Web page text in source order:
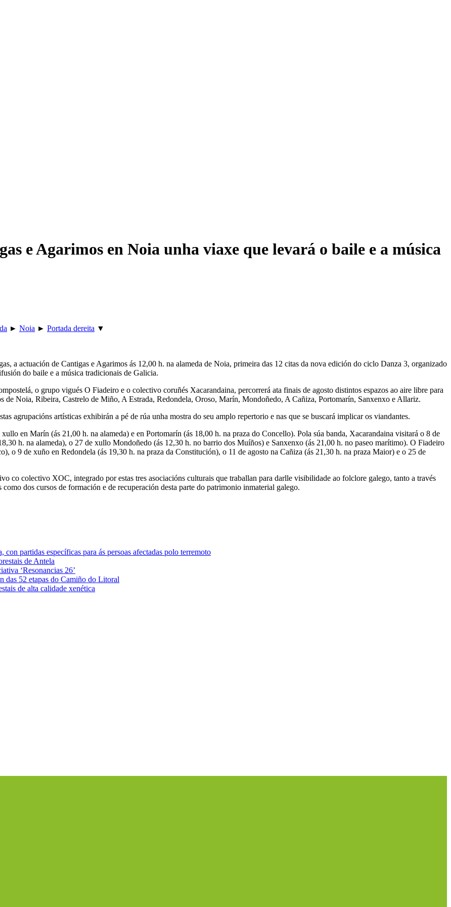
e Agarimos en Noia unha viaxe que levará o baile e a música
► Noia ► Portada dereita ▼
a actuación de Cantigas e Agarimos ás 12,00 h. na alameda de Noia, primeira das 12 citas da nova edición do ciclo Danza 3, organizado
do baile e a música tradicionais de Galicia.
o grupo vigués O Fiadeiro e o colectivo coruñés Xacarandaina, percorrerá ata finais de agosto distintos espazos ao aire libre para
de Noia, Ribeira, Castrelo de Miño, A Estrada, Redondela, Oroso, Marín, Mondoñedo, A Cañiza, Portomarín, Sanxenxo e Allariz.
agrupacións artísticas exhibirán a pé de rúa unha mostra do seu amplo repertorio e nas que se buscará implicar os viandantes.
en Marín (ás 21,00 h. na alameda) e en Portomarín (ás 18,00 h. na praza do Concello). Pola súa banda, Xacarandaina visitará o 8 de
h. na alameda), o 27 de xullo Mondoñedo (ás 12,30 h. no barrio dos Muíños) e Sanxenxo (ás 21,00 h. no paseo marítimo). O Fiadeiro
o 9 de xuño en Redondela (ás 19,30 h. na praza da Constitución), o 11 de agosto na Cañiza (ás 21,30 h. na praza Maior) e o 25 de
co colectivo XOC, integrado por estas tres asociacións culturais que traballan para darlle visibilidade ao folclore galego, tanto a través
dos cursos de formación e de recuperación desta parte do patrimonio inmaterial galego.
partidas específicas para ás persoas afectadas polo terremoto
de Antela
‘Resonancias 26’
das 52 etapas do Camiño do Litoral
de alta calidade xenética